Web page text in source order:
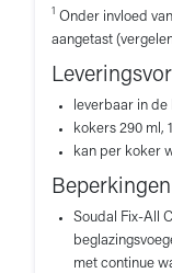
1 Onder invloed
aangetast
leverbaar in
kokers 290 ml,
kan per koker
Beperkingen
Soudal Fix-All
met continue